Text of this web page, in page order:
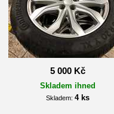
5 000 Kč
Skladem ihned
Skladem: 4 ks